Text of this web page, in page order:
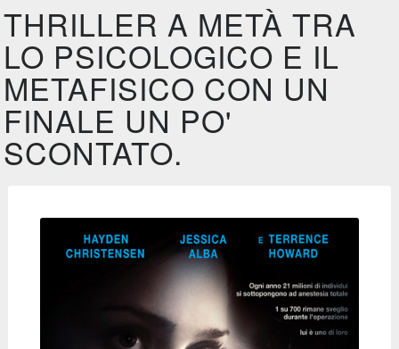
THRILLER A METÀ TRA
LO PSICOLOGICO E IL
METAFISICO CON UN
FINALE UN PO'
SCONTATO.